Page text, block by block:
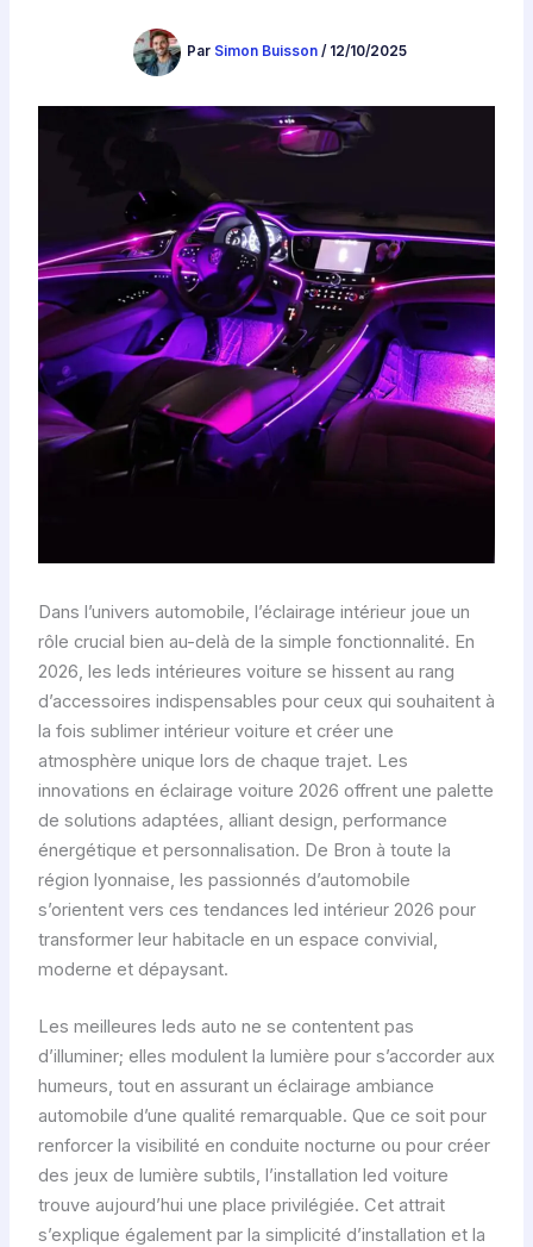
Par Simon Buisson / 12/10/2025
Dans l’univers automobile, l’éclairage intérieur joue un
rôle crucial bien au-delà de la simple fonctionnalité. En
2026, les leds intérieures voiture se hissent au rang
d’accessoires indispensables pour ceux qui souhaitent à
la fois sublimer intérieur voiture et créer une
atmosphère unique lors de chaque trajet. Les
innovations en éclairage voiture 2026 offrent une palette
de solutions adaptées, alliant design, performance
énergétique et personnalisation. De Bron à toute la
région lyonnaise, les passionnés d’automobile
s’orientent vers ces tendances led intérieur 2026 pour
transformer leur habitacle en un espace convivial,
moderne et dépaysant.
Les meilleures leds auto ne se contentent pas
d’illuminer; elles modulent la lumière pour s’accorder aux
humeurs, tout en assurant un éclairage ambiance
automobile d’une qualité remarquable. Que ce soit pour
renforcer la visibilité en conduite nocturne ou pour créer
des jeux de lumière subtils, l’installation led voiture
trouve aujourd’hui une place privilégiée. Cet attrait
s’explique également par la simplicité d’installation et la